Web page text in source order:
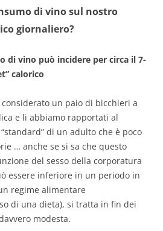
di vino sul nostro
giornaliero?
di vino può incidere per circa il 7-
calorico
un paio di bicchieri a
e li abbiamo rapportati al
di un adulto che è poco
… anche se si sa che questo
del sesso della corporatura
essere inferiore in un periodo in
regime alimentare
di una dieta), si tratta in fin dei
modesta.